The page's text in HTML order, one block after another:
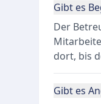
Gibt es
Der
dort, bis
Gibt es